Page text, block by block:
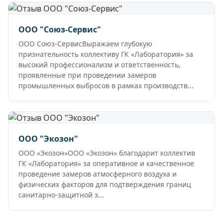
ООО "Союз-Сервис"
ООО Союз-СервисВыражаем глубокую
признательность коллективу ГК «Лаборатория» за
высокий профессионализм и ответственность,
проявленные при проведении замеров
промышленных выбросов в рамках производств...
ООО "Экозон"
ООО «Экозон»ООО «Экозон» благодарит коллектив
ГК «Лаборатория» за оперативное и качественное
проведение замеров атмосферного воздуха и
физических факторов для подтверждения границ
санитарно-защитной з...